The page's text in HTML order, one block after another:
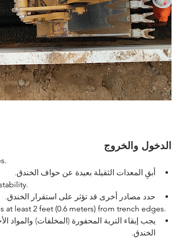
الدخول والخروج
أبقِ المعدات الثقيلة بعيدة عن حواف الخندق.
حدد مصادر أخرى قد تؤثر على استقرار الخندق.
least 2 feet (0.6 meters) from trench edges.
الخندق.